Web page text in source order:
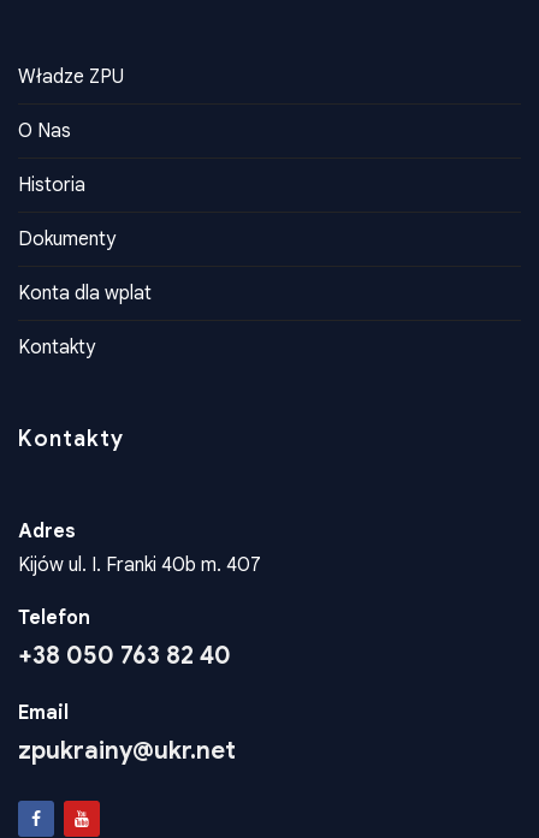
Władze ZPU
O Nas
Historia
Dokumenty
Konta dla wplat
Kontakty
Kontakty
Adres
Kijów ul. I. Franki 40b m. 407
Telefon
+38 050 763 82 40
Email
zpukrainy@ukr.net